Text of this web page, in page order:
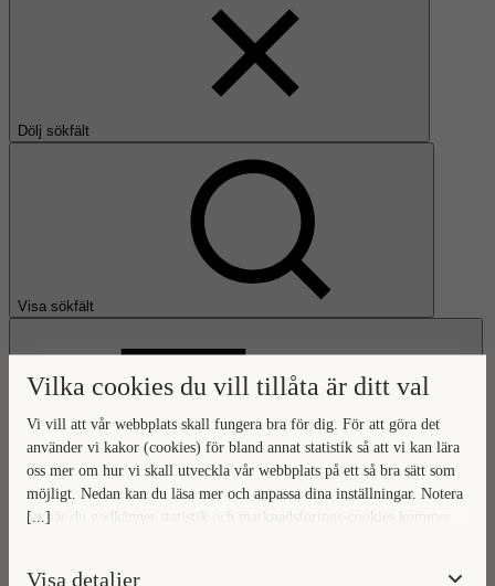
Vilka cookies du vill tillåta är ditt val
[...]
Vi vill att vår webbplats skall fungera bra för dig. För att göra det
använder vi kakor (cookies) för bland annat statistik så att vi kan lära
oss mer om hur vi skall utveckla vår webbplats på ett så bra sätt som
möjligt. Nedan kan du läsa mer och anpassa dina inställningar. Notera
att när du godkänner statistik och marknadsförings-cookies kommer
Visa detaljer
Dölj sökfält
Visa sökfält
Gå till startsidan